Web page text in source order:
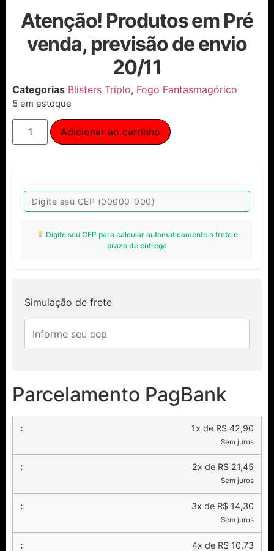
Atenção! Produtos em Pré
venda, previsão de envio
20/11
Categorias Blisters Triplo, Fogo Fantasmagórico
5 em estoque
Adicionar ao carrinho
Digite seu CEP para calcular automaticamente o frete e
prazo de entrega
Simulação de frete
Parcelamento PagBank
1x de R$ 42,90
Sem juros
2x de R$ 21,45
Sem juros
3x de R$ 14,30
Sem juros
4x de R$ 10,73